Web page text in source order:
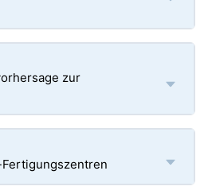
zur